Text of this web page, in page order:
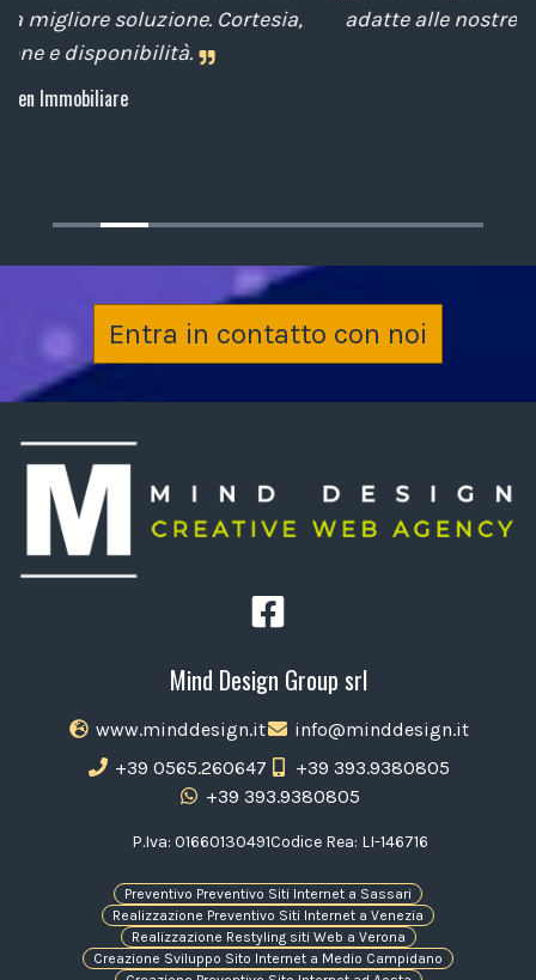
adatte alle nostre esigenze sempre attenti al
Entra in contatto con noi
Mind Design Group srl
www.minddesign.it
info@minddesign.it
+39 0565.260647
+39 393.9380805
+39 393.9380805
P.Iva: 01660130491Codice Rea: LI-146716
Preventivo Preventivo Siti Internet a Sassari
Realizzazione Preventivo Siti Internet a Venezia
Realizzazione Restyling siti Web a Verona
Creazione Sviluppo Sito Internet a Medio Campidano